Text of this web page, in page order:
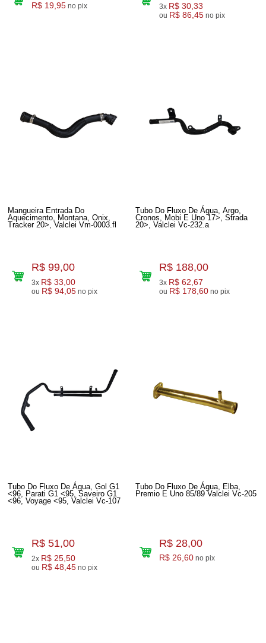
R$ 19,95 no pix 3x R$ 30,33
ou R$ 86,45 no pix
Mangueira Entrada Do
Aquecimento, Montana, Onix,
Tracker 20>, Valclei Vm-0003.fl
R$ 99,00
3x R$ 33,00
ou R$ 94,05 no pix
Tubo Do Fluxo De Água, Argo,
Cronos, Mobi E Uno 17>, Strada
20>, Valclei Vc-232.a
R$ 188,00
3x R$ 62,67
ou R$ 178,60 no pix
Tubo Do Fluxo De Água, Gol G1
<96, Parati G1 <95, Saveiro G1
<96, Voyage <95, Valclei Vc-107
R$ 51,00
2x R$ 25,50
ou R$ 48,45 no pix
Tubo Do Fluxo De Água, Elba,
Premio E Uno 85/89 Valclei Vc-205
R$ 28,00
R$ 26,60 no pix